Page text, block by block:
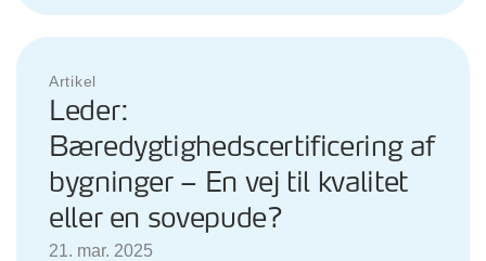
Artikel
Leder:
Bæredygtighedscertificering af
bygninger – En vej til kvalitet
eller en sovepude?
21. mar. 2025